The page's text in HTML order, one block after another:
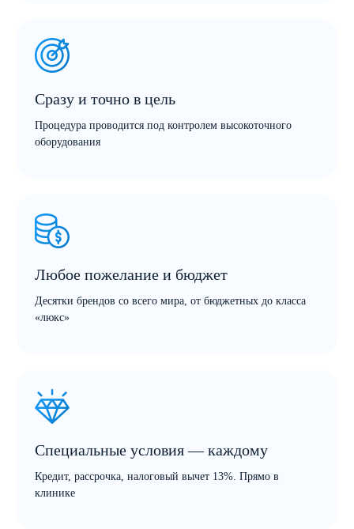
Сразу и точно в цель
Процедура проводится под контролем высокоточного
оборудования
Любое пожелание и бюджет
Десятки брендов со всего мира, от бюджетных до класса
«люкс»
Специальные условия — каждому
Кредит, рассрочка, налоговый вычет 13%. Прямо в
клинике